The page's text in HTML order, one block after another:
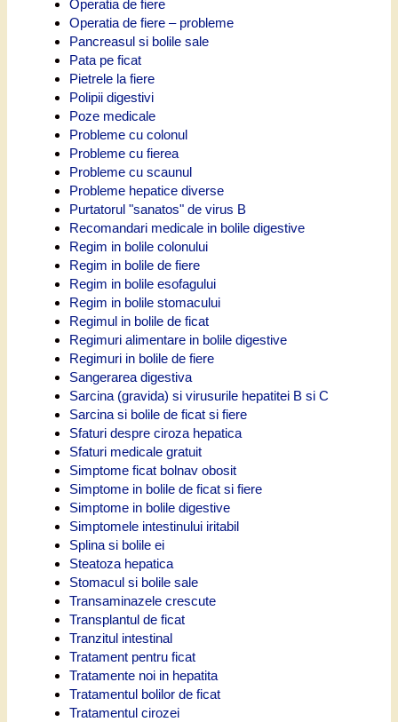
Operatia de fiere
Operatia de fiere – probleme
Pancreasul si bolile sale
Pata pe ficat
Pietrele la fiere
Polipii digestivi
Poze medicale
Probleme cu colonul
Probleme cu fierea
Probleme cu scaunul
Probleme hepatice diverse
Purtatorul "sanatos" de virus B
Recomandari medicale in bolile digestive
Regim in bolile colonului
Regim in bolile de fiere
Regim in bolile esofagului
Regim in bolile stomacului
Regimul in bolile de ficat
Regimuri alimentare in bolile digestive
Regimuri in bolile de fiere
Sangerarea digestiva
Sarcina (gravida) si virusurile hepatitei B si C
Sarcina si bolile de ficat si fiere
Sfaturi despre ciroza hepatica
Sfaturi medicale gratuit
Simptome ficat bolnav obosit
Simptome in bolile de ficat si fiere
Simptome in bolile digestive
Simptomele intestinului iritabil
Splina si bolile ei
Steatoza hepatica
Stomacul si bolile sale
Transaminazele crescute
Transplantul de ficat
Tranzitul intestinal
Tratament pentru ficat
Tratamente noi in hepatita
Tratamentul bolilor de ficat
Tratamentul cirozei